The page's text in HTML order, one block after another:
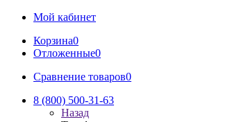
Мой кабинет
Корзина0
Отложенные0
Сравнение товаров0
8 (800) 500-31-63
Назад